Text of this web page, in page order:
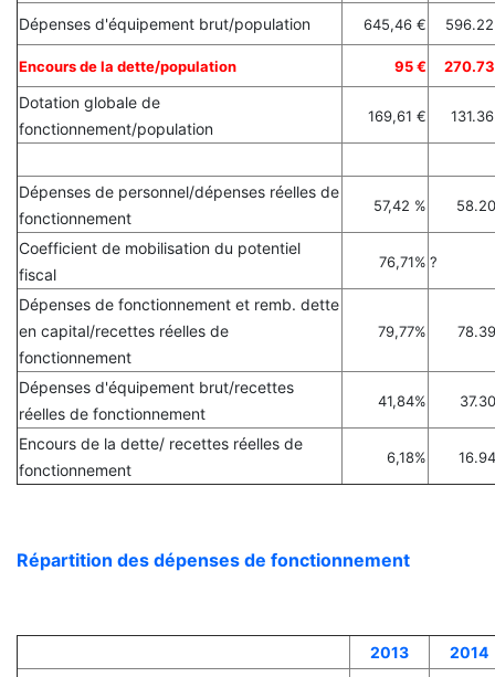
Dépenses d'équipement brut/population 645,46 €
Encours de la dette/population 95 €
Dotation globale de
fonctionnement/population
169,61 €
Dépenses de personnel/dépenses réelles de
fonctionnement
57,42 %
Coefficient de mobilisation du potentiel
fiscal
76,71% ?
Dépenses de fonctionnement et remb. dette
en capital/recettes réelles de
fonctionnement
79,77%
Dépenses d'équipement brut/recettes
réelles de fonctionnement
41,84%
Encours de la dette/ recettes réelles de
fonctionnement
6,18%
Répartition des dépenses de fonctionnement
2013
2014